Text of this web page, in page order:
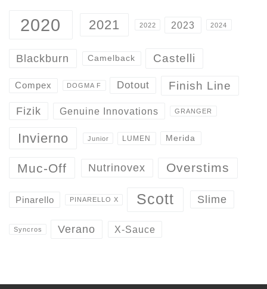
2020 2021 2022 2023 2024
Blackburn Camelback Castelli
Compex DOGMA F Dotout Finish Line
Fizik Genuine Innovations GRANGER
Invierno Junior LUMEN Merida
Muc-Off Nutrinovex Overstims
Pinarello PINARELLO X Scott Slime
Syncros Verano X-Sauce